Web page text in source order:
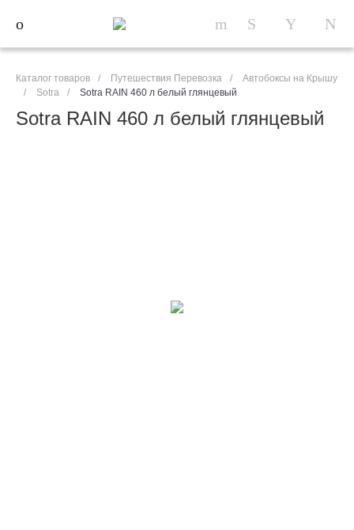
Каталог товаров / Путешествия Перевозка /
Автобоксы на Крышу
/
Sotra / Sotra RAIN 460 л белый глянцевый
Sotra RAIN 460 л белый глянцевый